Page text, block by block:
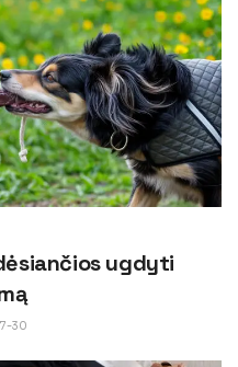
ugdyti
30